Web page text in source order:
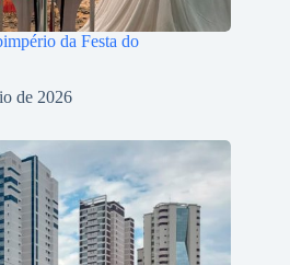
da Festa do
de 2026